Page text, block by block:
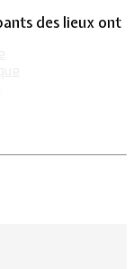
des lieux ont